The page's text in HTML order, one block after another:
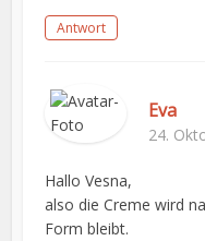
Antwort
Eva
24.
Hallo Vesna,
also die Creme wird
Form bleibt.